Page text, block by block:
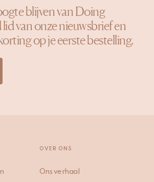
blijven van Doing
van onze nieuwsbrief en
op je eerste bestelling.
OVER ONS
Ons verhaal